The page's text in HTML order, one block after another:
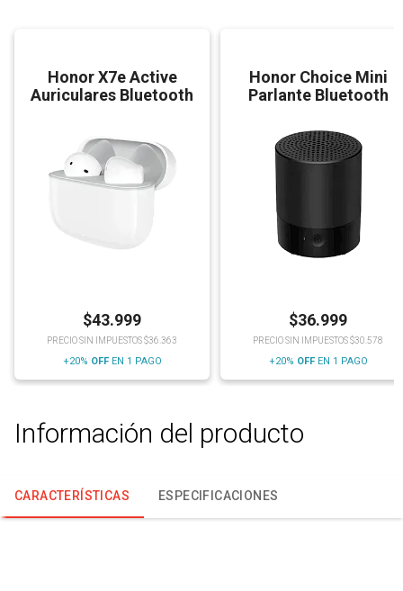
Honor X7e Active
Auriculares Bluetooth
$43.999
PRECIO SIN IMPUESTOS $36.363
+20% OFFEN 1 PAGO
Honor Choice Mini
Parlante Bluetooth
$36.999
PRECIO SIN IMPUESTOS $30.578
+20% OFFEN 1 PAGO
Información del producto
CARACTERÍSTICAS ESPECIFICACIONES